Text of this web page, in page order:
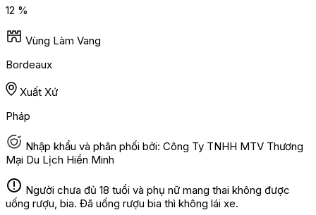
12 %
Vùng Làm Vang
Bordeaux
Xuất Xứ
Pháp
Nhập khẩu và phân phối bởi: Công Ty TNHH MTV Thương
Mại Du Lịch Hiền Minh
Người chưa đủ 18 tuổi và phụ nữ mang thai không được
uống rượu, bia. Đã uống rượu bia thì không lái xe.